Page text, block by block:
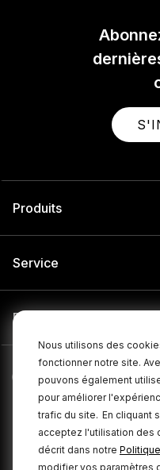
Nous utilisons des
fonctionner notre site.
pouvons également
pour améliorer
trafic du site. En cliquant
acceptez l'utilisation des
décrit dans notre
modifier vos paramètres
Produits
Service
Entreprise